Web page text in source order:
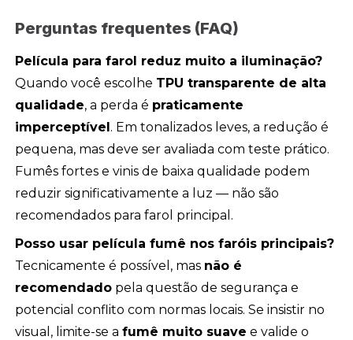
Perguntas frequentes (FAQ)
Película para farol reduz muito a iluminação?
Quando você escolhe TPU transparente de alta
qualidade, a perda é praticamente
imperceptível. Em tonalizados leves, a redução é
pequena, mas deve ser avaliada com teste prático.
Fumês fortes e vinis de baixa qualidade podem
reduzir significativamente a luz — não são
recomendados para farol principal.
Posso usar película fumê nos faróis principais?
Tecnicamente é possível, mas não é
recomendado pela questão de segurança e
potencial conflito com normas locais. Se insistir no
visual, limite-se afumê muito suave e valide o